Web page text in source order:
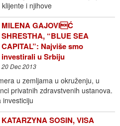
i njihove
MILENA GAJOVIĆ
SHRESTHA, “BLUE SEA
CAPITAL”: Najviše smo
investirali u Srbiju
20 Dec 2013
u zemljama u okruženju, u
privatnih zdravstvenih ustanova.
investiciju
KATARZYNA SOSIN, VISA